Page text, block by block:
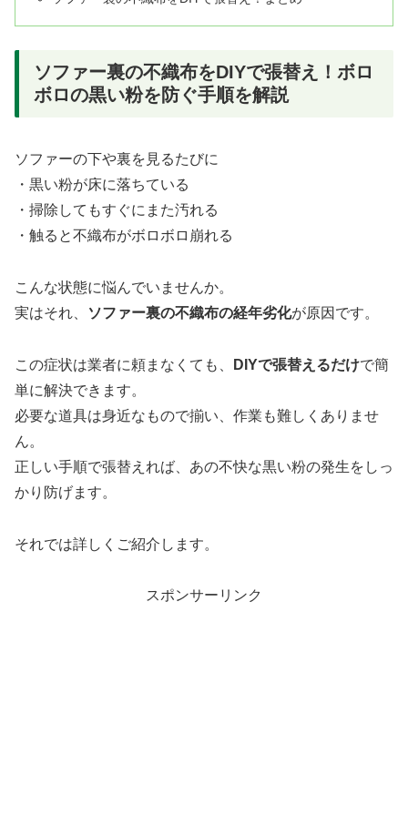
ソファー裏の不織布をDIYで張替え！ボロ
ボロの黒い粉を防ぐ手順を解説
ソファーの下や裏を見るたびに
・黒い粉が床に落ちている
・掃除してもすぐにまた汚れる
・触ると不織布がボロボロ崩れる
こんな状態に悩んでいませんか。
実はそれ、
ソファー裏の不織布の経年劣化が原因です。
この症状は業者に頼まなくても、 DIYで張替えるだけで簡
単に解決できます。
必要な道具は身近なもので揃い、作業も難しくありませ
ん。
正しい手順で張替えれば、あの不快な黒い粉の発生をしっ
かり防げます。
それでは詳しくご紹介します。
スポンサーリンク